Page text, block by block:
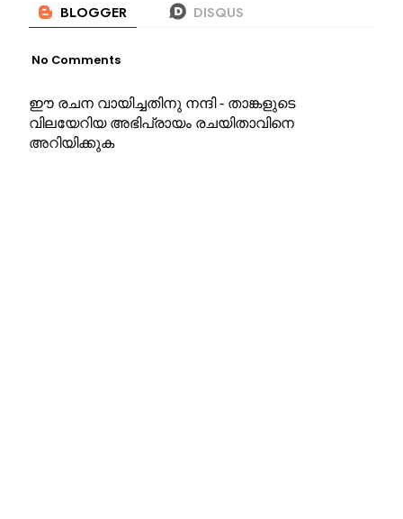
No Comments
ഈ രചന വായിച്ചതിനു നന്ദി - താങ്കളുടെ
വിലയേറിയ അഭിപ്രായം രചയിതാവിനെ
അറിയിക്കുക